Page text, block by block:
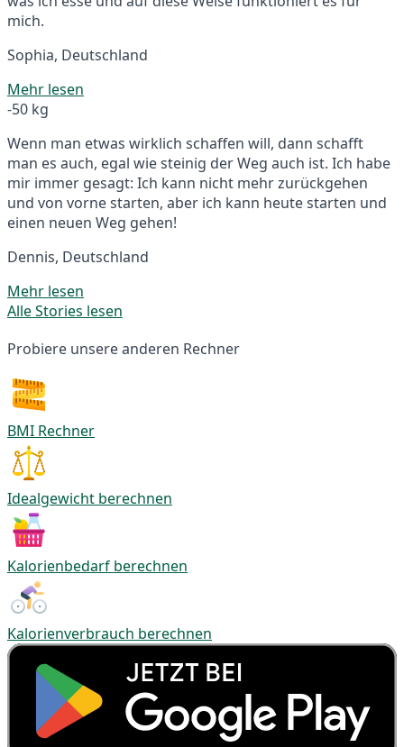
mich.
Sophia, Deutschland
Mehr lesen
-50 kg
Wenn man etwas wirklich schaffen will, dann schafft
man es auch, egal wie steinig der Weg auch ist. Ich habe
mir immer gesagt: Ich kann nicht mehr zurückgehen
und von vorne starten, aber ich kann heute starten und
einen neuen Weg gehen!
Dennis, Deutschland
Mehr lesen
Alle Stories lesen
Probiere unsere anderen Rechner
BMI Rechner
Idealgewicht berechnen
Kalorienbedarf berechnen
Kalorienverbrauch berechnen